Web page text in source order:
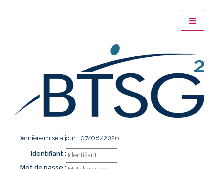
Dernière mise à jour : 07/08/2026
Identifiant :
Mot de passe :